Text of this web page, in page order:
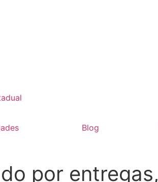
Blog
por entregas,